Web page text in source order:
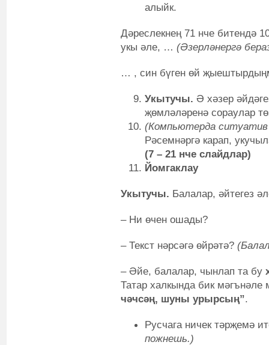
алыйк.
Дәреслекнең 71 нче битендә
укы әле, … (Әзерләнергә
… , син бүген өй
Укытучы. Ә хәзер
җөмләләренә сораулар
(Компьютерда ситуатив
Рәсемнәргә карап,
(7 – 21 нче слайдлар)
Йомгаклау
Укытучы. Балалар, әйтегез
– Ни өчен ошады?
– Текст нәрсәгә өйрәтә?
– Әйе, балалар, чынлап та бу
Татар халкында бик мәгънәле
чәчсәң, шуны урырсың”.
Русчага ничек тәрҗемә
пожнешь.)